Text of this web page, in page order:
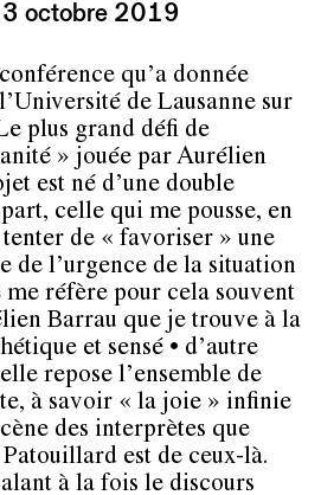
3 octobre 2019
qu’a donnée
de Lausanne sur
plus grand défi de
» jouée par Aurélien
est né d’une double
celle qui me pousse, en
de « favoriser » une
de l’urgence de la situation
me réfère pour cela souvent
Barrau que je trouve à la
et sensé • d’autre
repose l’ensemble de
à savoir « la joie » infinie
des interprètes que
est de ceux-là.
à la fois le discours